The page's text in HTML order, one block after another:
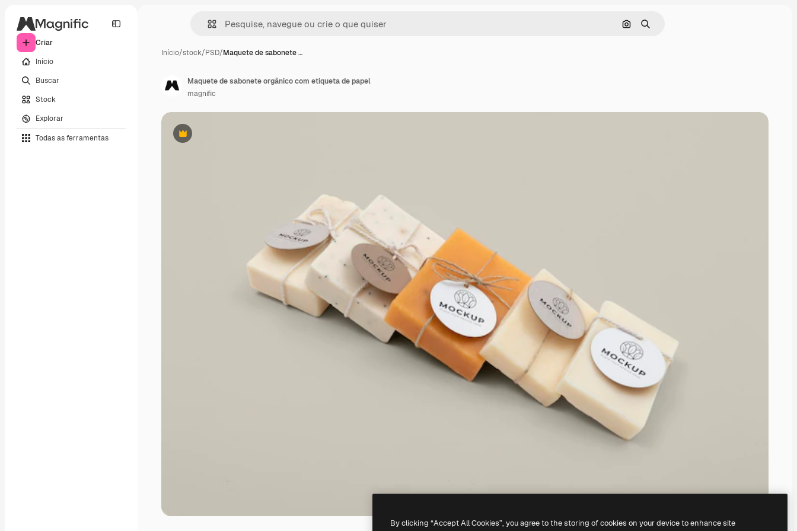
Criar
Início
Buscar
Stock
Explorar
Todas as ferramentas
Pesquisar por imagem
Buscar
Início/stock/PSD/Maquete de sabonete …
Premium
Maquete de sabonete orgânico com etiqueta de papel
magnific
By clicking “Accept All Cookies”, you agree to the storing of cookies on your device to enhance site